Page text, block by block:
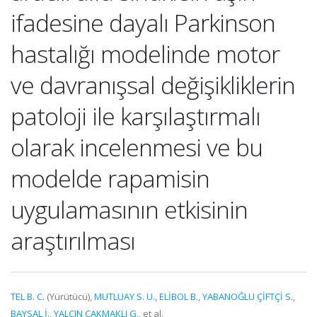
ifadesine dayalı Parkinson
hastalığı modelinde motor
ve davranışsal değişikliklerin
patoloji ile karşılaştırmalı
olarak incelenmesi ve bu
modelde rapamisin
uygulamasının etkisinin
araştırılması
TEL B. C. (Yürütücü),MUTLUAY S. U.,ELİBOL B.,YABANOĞLU ÇİFTÇİ S.,
BAYSAL İ.,YALÇIN ÇAKMAKLI G., et al.